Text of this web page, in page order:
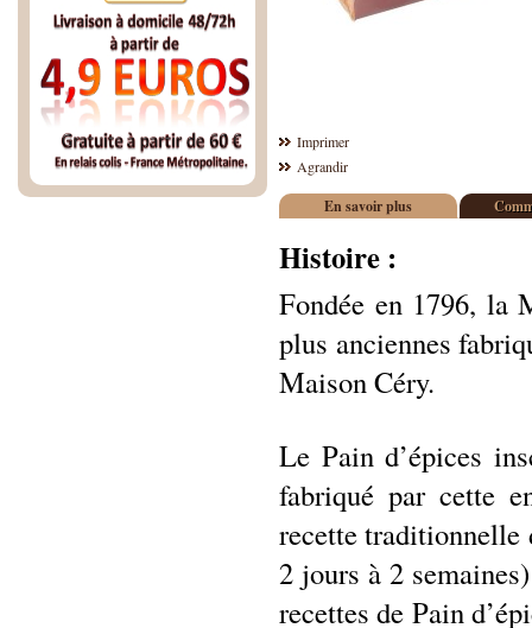
Imprimer
Agrandir
En savoir plus
Histoire :
Fondée en 1796, la
plus anciennes
Maison Céry.
Le Pain d’épices
fabriqué par cette
recette traditionnelle
2 jours à 2
recettes de Pain